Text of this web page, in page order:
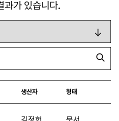
과가 있습니다.
생산자 형태